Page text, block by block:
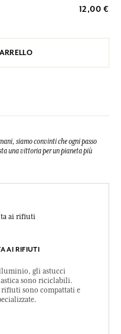
12,00 €
siamo convinti che ogni passo
una vittoria per un pianeta più
AI RIFIUTI
gli astucci
sono riciclabili.
rifiuti sono compattati e